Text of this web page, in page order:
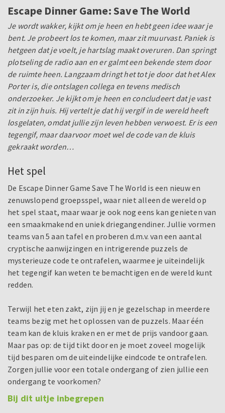
Escape Dinner Game: Save The World
Je wordt wakker, kijkt om je heen en hebt geen idee waar je
bent. Je probeert los te komen, maar zit muurvast. Paniek is
hetgeen dat je voelt, je hartslag maakt overuren. Dan springt
plotseling de radio aan en er galmt een bekende stem door
de ruimte heen. Langzaam dringt het tot je door dat het Alex
Porter is, die ontslagen collega en tevens medisch
onderzoeker. Je kijkt om je heen en concludeert dat je vast
zit in zijn huis. Hij vertelt je dat hij vergif in de wereld heeft
losgelaten, omdat jullie zijn leven hebben verwoest. Er is een
tegengif, maar daarvoor moet wel de code van de kluis
gekraakt worden…
Het spel
De Escape Dinner Game Save The World is een nieuw en
zenuwslopend groepsspel, waar niet alleen de wereld op
het spel staat, maar waar je ook nog eens kan genieten van
een smaakmakend en uniek driegangendiner. Jullie vormen
teams van 5 aan tafel en proberen d.m.v. van een aantal
cryptische aanwijzingen en intrigerende puzzels de
mysterieuze code te ontrafelen, waarmee je uiteindelijk
het tegengif kan weten te bemachtigen en de wereld kunt
redden.
Terwijl het eten zakt, zijn jij en je gezelschap in meerdere
teams bezig met het oplossen van de puzzels. Maar één
team kan de kluis kraken en er met de prijs vandoor gaan.
Maar pas op: de tijd tikt door en je moet zoveel mogelijk
tijd besparen om de uiteindelijke eindcode te ontrafelen.
Zorgen jullie voor een totale ondergang of zien jullie een
ondergang te voorkomen?
Bij dit uitje inbegrepen